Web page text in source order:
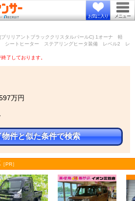
お気に入り メニュー
ブリリアントブラッククリスタルパールC) 1オーナ 軽
ートヒーター ステアリングヒータ装備 レベル2 レ
了しております。
万円
物件と似た条件で検索
［PR］